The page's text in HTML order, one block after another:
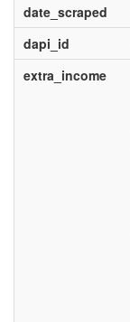
date_scraped
dapi_id
extra_income